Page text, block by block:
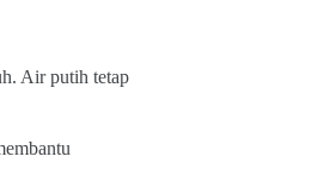
Air putih tetap